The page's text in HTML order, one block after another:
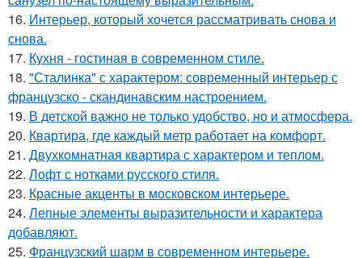
16. Интерьер, который хочется рассматривать снова и
снова.
17. Кухня - гостиная в современном стиле.
18. "Сталинка" с характером: современный интерьер с
французско - скандинавским настроением.
19. В детской важно не только удобство, но и атмосфера.
20. Квартира, где каждый метр работает на комфорт.
21. Двухкомнатная квартира с характером и теплом.
22. Лофт с нотками русского стиля.
23. Красные акценты в московском интерьере.
24. Лепные элементы выразительности и характера
добавляют.
25. Французский шарм в современном интерьере.